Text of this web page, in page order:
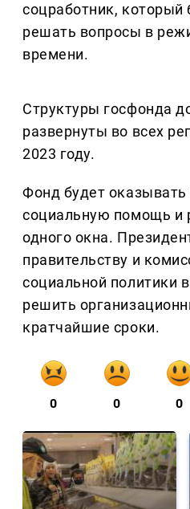
соцработник, который
решать вопросы в
времени.
Структуры госфонда
развернуты во всех
2023 году.
Фонд будет
социальную помощь и
одного окна.
правительству и
социальной политики
решить
кратчайшие сроки.
0 0 0